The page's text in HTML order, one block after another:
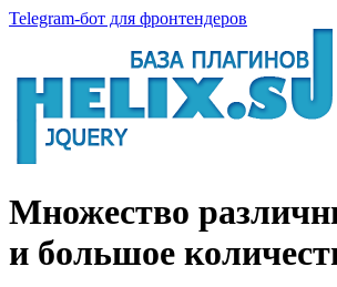
Telegram-бот для фронтендеров
Множество
и большое